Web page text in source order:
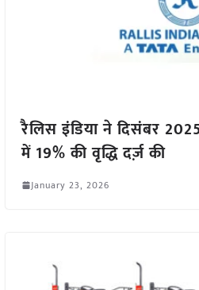
रैलिस इंडिया ने दिसंबर
में 19% की वृद्धि दर्ज़ की
January 23, 2026